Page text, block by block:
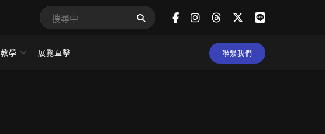
教學 展覽直擊 聯繫我們